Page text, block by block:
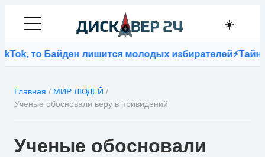
☀️
то Байден лишится молодых избирателей⚡Тайна
Главная / МИР ЛЮДЕЙ /
Ученые обосновали веру в привидений
Ученые обосновали